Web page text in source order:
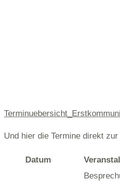
Und hier die Termine direkt
Datum